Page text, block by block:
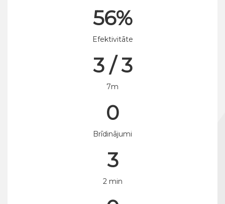
56%
Efektivitāte
3 / 3
7m
0
Brīdinājumi
3
2 min